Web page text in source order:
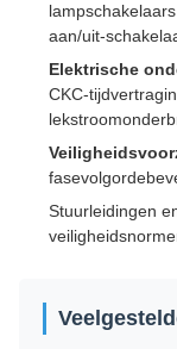
aan/uit-
Elektrische
CKC-
Stuurleidingen